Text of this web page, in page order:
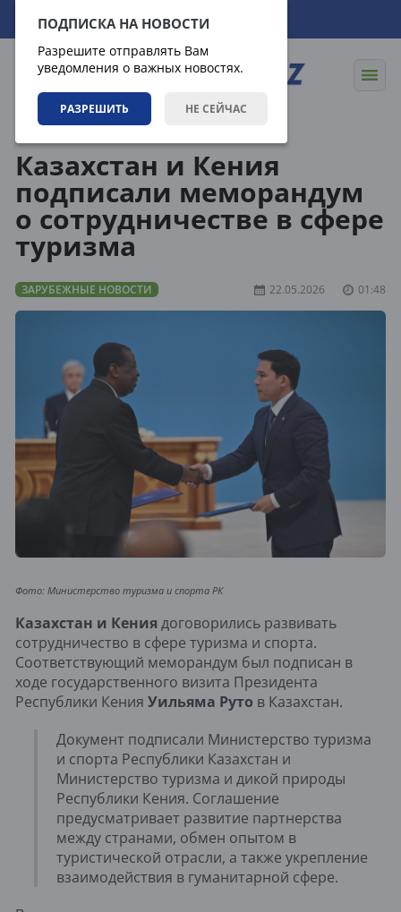
ПОДПИСКА НА НОВОСТИ
Разрешите отправлять Вам
уведомления о важных новостях.
РАЗРЕШИТЬ НЕ СЕЙЧАС
10.08.2026 10:19:28
Казахстан и Кения
подписали меморандум
о сотрудничестве в сфере
туризма
ЗАРУБЕЖНЫЕ НОВОСТИ 22.05.2026 01:48
Фото: Министерство туризма и спорта РК
Казахстан и Кениядоговорились развивать
сотрудничество в сфере туризма и спорта.
Соответствующий меморандум был подписан в
ходе государственного визита Президента
Республики Кения Уильяма Руто в Казахстан.
Документ подписали Министерство туризма
и спорта Республики Казахстан и
Министерство туризма и дикой природы
Республики Кения. Соглашение
предусматривает развитие партнерства
между странами, обмен опытом в
туристической отрасли, а также укрепление
взаимодействия в гуманитарной сфере.